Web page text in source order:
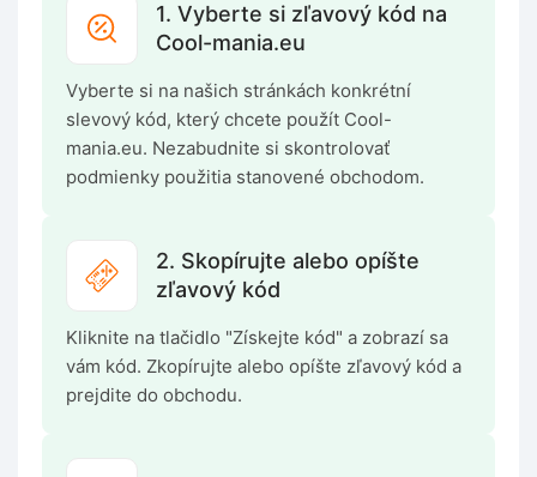
1. Vyberte si zľavový kód na
Cool-mania.eu
Vyberte si na našich stránkách konkrétní
slevový kód, který chcete použít Cool-
mania.eu. Nezabudnite si skontrolovať
podmienky použitia stanovené obchodom.
2. Skopírujte alebo opíšte
zľavový kód
Kliknite na tlačidlo "Získejte kód" a zobrazí sa
vám kód. Zkopírujte alebo opíšte zľavový kód a
prejdite do obchodu.